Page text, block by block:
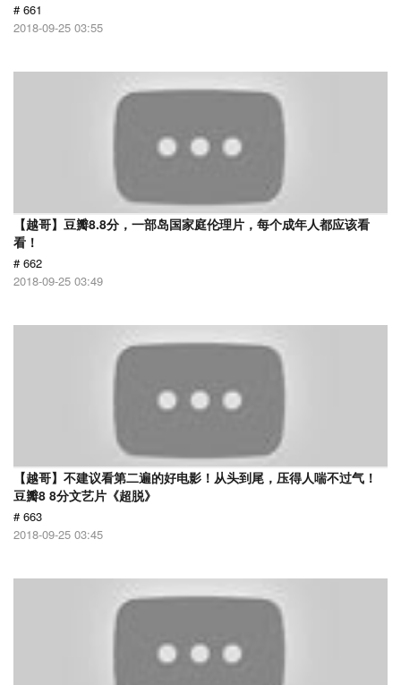
# 661
2018-09-25 03:55
【越哥】豆瓣8.8分，一部岛国家庭伦理片，每个成年人都应该看
看！
# 662
2018-09-25 03:49
【越哥】不建议看第二遍的好电影！从头到尾，压得人喘不过气！
豆瓣8 8分文艺片《超脱》
# 663
2018-09-25 03:45